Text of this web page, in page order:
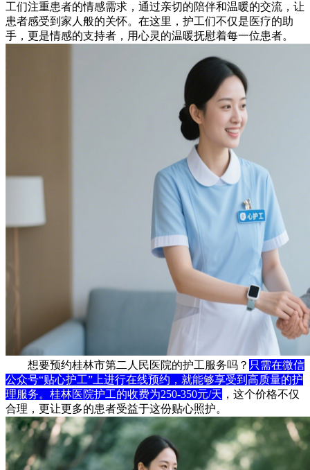
工们注重患者的情感需求，通过亲切的陪伴和温暖的交流，让
患者感受到家人般的关怀。在这里，护工们不仅是医疗的助
手，更是情感的支持者，用心灵的温暖抚慰着每一位患者。
想要预约桂林市第二人民医院的护工服务吗？ 只需在微信
公众号“贴心护工”上进行在线预约，就能够享受到高质量的护
理服务。桂林医院护工的收费为250-350元/天 ，这个价格不仅
合理，更让更多的患者受益于这份贴心照护。